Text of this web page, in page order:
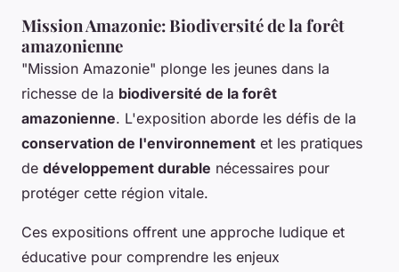
Mission Amazonie: Biodiversité de la forêt
amazonienne
"Mission Amazonie" plonge les jeunes dans la
richesse de la biodiversité de la forêt
amazonienne. L'exposition aborde les défis de la
conservation de l'environnement et les pratiques
de développement durable nécessaires pour
protéger cette région vitale.
Ces expositions offrent une approche ludique et
éducative pour comprendre les enjeux